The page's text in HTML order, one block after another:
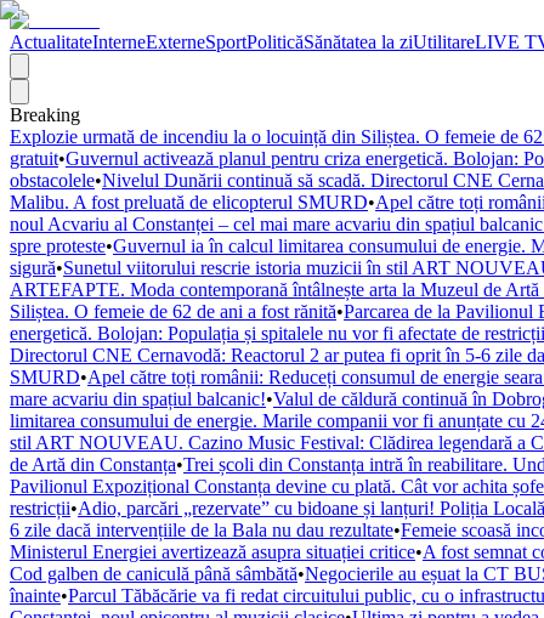
ActualitateInterneExterneSportPoliticăSănătatea la ziUtilitareLIVE
Breaking
Explozie urmată de incendiu la o locuință din Siliștea. O femeie de
gratuit•Guvernul activează planul pentru criza energetică. Bolojan:
obstacolele•Nivelul Dunării continuă să scadă. Directorul CNE
Malibu. A fost preluată de elicopterul SMURD•Apel către toți
noul Acvariu al Constanței – cel mai mare acvariu din spațiul
spre proteste•Guvernul ia în calcul limitarea consumului de energie.
sigură•Sunetul viitorului rescrie istoria muzicii în stil ART
ARTEFAPTE. Moda contemporană întâlnește arta la Muzeul de Artă
Siliștea. O femeie de 62 de ani a fost rănită•Parcarea de la Pavilionul
energetică. Bolojan: Populația și spitalele nu vor fi afectate de restricții
Directorul CNE Cernavodă: Reactorul 2 ar putea fi oprit în 5-6 zile
SMURD•Apel către toți românii: Reduceți consumul de energie
mare acvariu din spațiul balcanic!•Valul de căldură continuă în
limitarea consumului de energie. Marile companii vor fi anunțate cu
stil ART NOUVEAU. Cazino Music Festival: Clădirea legendară a
de Artă din Constanța•Trei școli din Constanța intră în reabilitare.
Pavilionul Expozițional Constanța devine cu plată. Cât vor achita
restricții•Adio, parcări „rezervate” cu bidoane și lanțuri! Poliția
6 zile dacă intervențiile de la Bala nu dau rezultate•Femeie scoasă
Ministerul Energiei avertizează asupra situației critice•A fost semnat
Cod galben de caniculă până sâmbătă•Negocierile au eșuat la CT
înainte•Parcul Tăbăcărie va fi redat circuitului public, cu o